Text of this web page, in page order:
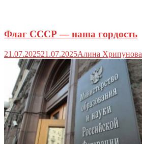
Флаг СССР — наша гордость
21.07.202521.07.2025Алина Хрипунова